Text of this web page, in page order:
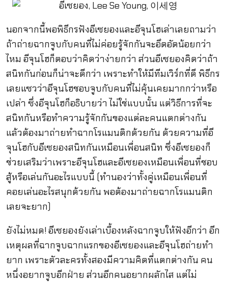
นอกจากนี้พอพิธีกรฟังอีเซยองและอีจุนโฮเล่าเลยถามว่า
ถ้าถ่ายฉากจูบกับคนที่ไม่ค่อยรู้จักกันจะอึดอัดน้อยกว่า
ไหม อีจุนโฮก็ตอบว่าคิดว่าง่ายกว่า ส่วนอีเซยองคิดว่าถ้า
สนิทกันก่อนก็น่าจะดีกว่า เพราะทำให้มีทีมเวิร์กที่ดี พิธีกร
เลยแซวว่าอีจุนโฮชอบจูบกับคนที่ไม่คุ้นเคยมากกว่าหรือ
เปล่า ซึ่งอีจุนโฮก็อธิบายว่า ไม่ใช่แบบนั้น แต่วิธีการที่จะ
สนิทกันหรือทำความรู้จักกันของแต่ละคนแตกต่างกัน
แล้วต้องมาถ่ายทำฉากโรแมนติกด้วยกัน ด้วยความที่อี
จุนโฮกับอีเซยองสนิทกันเหมือนเพื่อนสนิท ซึ่งอีเซยองก็
ช่วยเสริมว่าเพราะอีจุนโฮและอีเซยองเหมือนเพื่อนที่ชอบ
สู้หรือเล่นกันอะไรแบบนี้ (ทำนองว่าทั้งคู่เหมือนเพื่อนที่
คอยเล่นอะไรสนุกด้วยกัน พอต้องมาถ่ายฉากโรแมนติก
เลยจะยาก)
ยังไม่หมด! อีเซยองยังเล่าเบื้องหลังฉากจูบให้ฟังอีกว่า อีก
เหตุผลที่ฉากจูบฉากแรกของอีเซยองและอีจุนโฮถ่ายทำ
ยาก เพราะตัวละครทั้งสองมีความคิดที่แตกต่างกัน คน
หนึ่งอยากจูบอีกฝ่าย ส่วนอีกคนอยากผลักไส แต่ไม่